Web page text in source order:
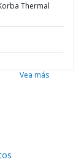
Thermal
Vea más